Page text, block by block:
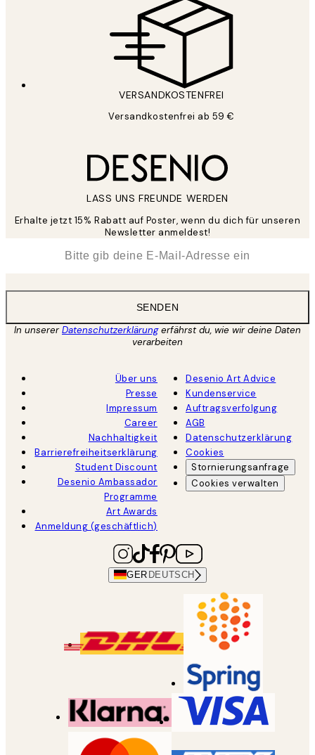
VERSANDKOSTENFREI
Versandkostenfrei ab 59 €
LASS UNS FREUNDE WERDEN
Erhalte jetzt 15% Rabatt auf Poster, wenn du dich für unseren
Newsletter anmeldest!
SENDEN
In unsererDatenschutzerklärungerfährst du, wie wir deine Daten
verarbeiten
Über uns
Presse
Impressum
Career
Nachhaltigkeit
Barrierefreiheitserklärung
Student Discount
Desenio Ambassador
Programme
Art Awards
Anmeldung (geschäftlich)
Desenio Art Advice
Kundenservice
Auftragsverfolgung
AGB
Datenschutzerklärung
Cookies
Stornierungsanfrage
Cookies verwalten
GER DEUTSCH